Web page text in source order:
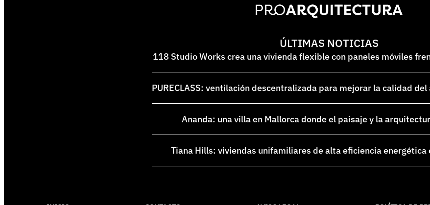
ÚLTIMAS NOTICIAS
118 Studio Works crea una vivienda flexible con paneles móviles
PURECLASS: ventilación descentralizada para mejorar la calidad
Ananda: una villa en Mallorca donde el paisaje y la
Tiana Hills: viviendas unifamiliares de alta eficiencia energética